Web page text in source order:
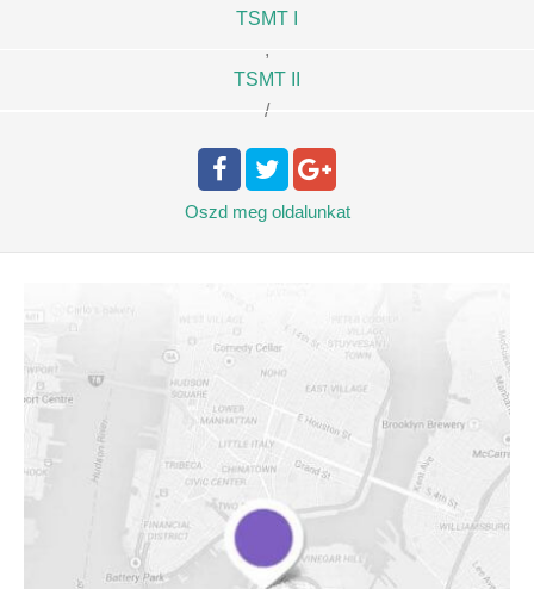
TSMT I
,
TSMT II
/
Oszd meg oldalunkat